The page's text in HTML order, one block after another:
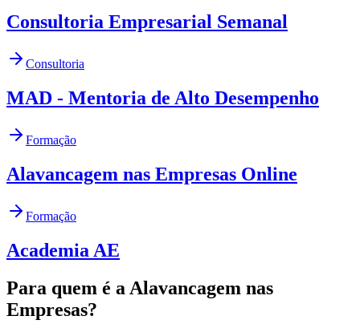
Consultoria Empresarial Semanal
Consultoria
MAD - Mentoria de Alto Desempenho
Formação
Alavancagem nas Empresas Online
Formação
Academia AE
Para quem é a Alavancagem nas
Empresas?